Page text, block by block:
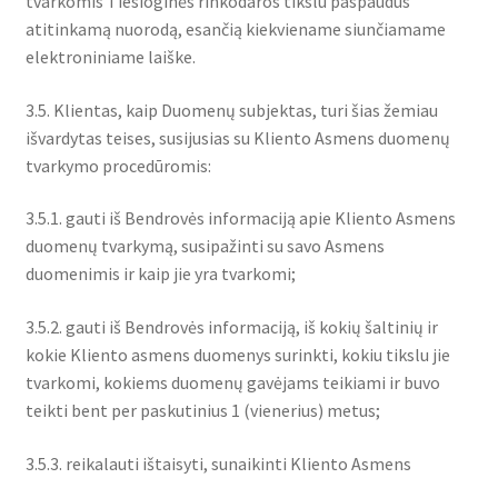
atitinkamą nuorodą, esančią kiekviename siunčiamame
elektroniniame laiške.
3.5. Klientas, kaip Duomenų subjektas, turi šias žemiau
išvardytas teises, susijusias su Kliento Asmens duomenų
tvarkymo procedūromis:
3.5.1. gauti iš Bendrovės informaciją apie Kliento Asmens
duomenų tvarkymą, susipažinti su savo Asmens
duomenimis ir kaip jie yra tvarkomi;
3.5.2. gauti iš Bendrovės informaciją, iš kokių šaltinių ir
kokie Kliento asmens duomenys surinkti, kokiu tikslu jie
tvarkomi, kokiems duomenų gavėjams teikiami ir buvo
teikti bent per paskutinius 1 (vienerius) metus;
3.5.3. reikalauti ištaisyti, sunaikinti Kliento Asmens